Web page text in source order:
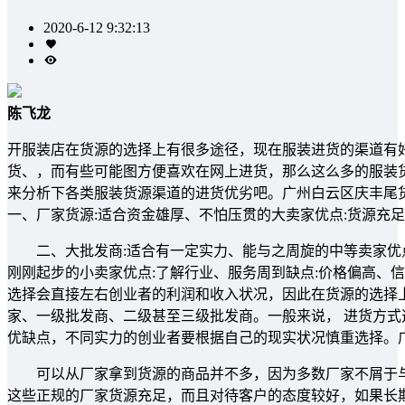
2020-6-12 9:32:13
陈飞龙
开服装店在货源的选择上有很多途径，现在服装进货的渠道
货、，而有些可能图方便喜欢在网上进货，那么这么多的服
来分析下各类服装货源渠道的进货优劣吧。广州白云区庆
一、厂家货源:适合资金雄厚、不怕压贯的大卖家优点:货源充
二、大批发商:适合有一定实力、能与之周旋的中等卖家
刚刚起步的小卖家优点:了解行业、服务周到缺点:价格偏高
选择会直接左右创业者的利润和收入状况，因此在货源的选
家、一级批发商、二级甚至三级批发商。一般来说， 进货方
优缺点，不同实力的创业者要根据自己的现实状况慎重选择
可以从厂家拿到货源的商品并不多，因为多数厂家不屑于
这些正规的厂家货源充足，而且对待客户的态度较好，如果